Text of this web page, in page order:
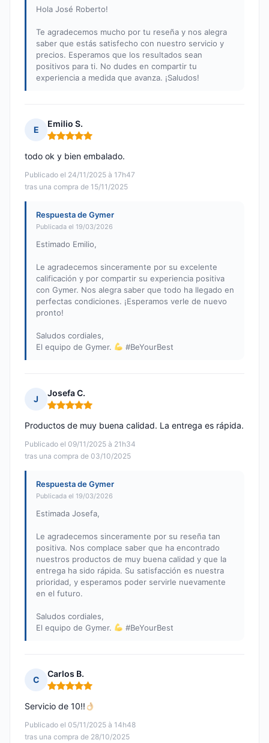
Hola José Roberto!
Te agradecemos mucho por tu reseña y nos alegra
saber que estás satisfecho con nuestro servicio y
precios. Esperamos que los resultados sean
positivos para ti. No dudes en compartir tu
experiencia a medida que avanza. ¡Saludos!
E
Emilio S.
Nota: 5 de 5
Publicado el 24/11/2025 à 17h47
tras una compra de 15/11/2025
todo ok y bien embalado.
Respuesta de Gymer
Publicada el 19/03/2026
Estimado Emilio,
Le agradecemos sinceramente por su excelente
calificación y por compartir su experiencia positiva
con Gymer. Nos alegra saber que todo ha llegado en
perfectas condiciones. ¡Esperamos verle de nuevo
pronto!
Saludos cordiales,
El equipo de Gymer.
#BeYourBest
J
Josefa C.
Nota: 5 de 5
Publicado el 09/11/2025 à 21h34
tras una compra de 03/10/2025
Productos de muy buena calidad. La entrega es rápida.
Respuesta de Gymer
Publicada el 19/03/2026
Estimada Josefa,
Le agradecemos sinceramente por su reseña tan
positiva. Nos complace saber que ha encontrado
nuestros productos de muy buena calidad y que la
entrega ha sido rápida. Su satisfacción es nuestra
prioridad, y esperamos poder servirle nuevamente
en el futuro.
Saludos cordiales,
El equipo de Gymer.
#BeYourBest
C
Carlos B.
Nota: 5 de 5
Publicado el 05/11/2025 à 14h48
tras una compra de 28/10/2025
Servicio de 10!!